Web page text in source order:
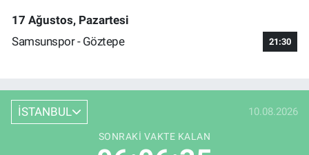
17 Ağustos, Pazartesi
Samsunspor - Göztepe
21:30
İSTANBUL 10.08.2026
SONRAKI VAKTE KALAN